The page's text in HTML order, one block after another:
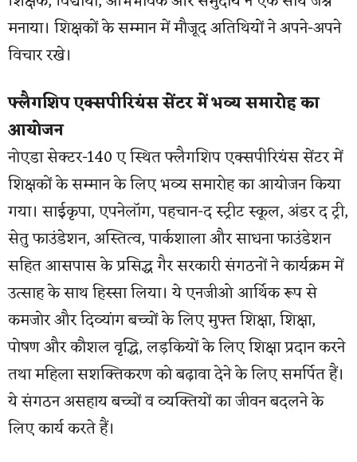
मनाया। शिक्षकों के सम्मान में मौजूद अतिथियों ने अपने-अपने
विचार रखे।
फ्लैगशिप एक्सपीरियंस सेंटर में भव्य समारोह का
आयोजन
नोएडा सेक्टर-140 ए स्थित फ्लैगशिप एक्सपीरियंस सेंटर में
शिक्षकों के सम्मान के लिए भव्य समारोह का आयोजन किया
गया। साईकृपा, एपनेलॉग, पहचान-द स्ट्रीट स्कूल, अंडर द ट्री,
सेतु फाउंडेशन, अस्तित्व, पार्कशाला और साधना फाउंडेशन
सहित आसपास के प्रसिद्ध गैर सरकारी संगठनों ने कार्यक्रम में
उत्साह के साथ हिस्सा लिया। ये एनजीओ आर्थिक रूप से
कमजोर और दिव्यांग बच्चों के लिए मुफ्त शिक्षा, शिक्षा,
पोषण और कौशल वृद्धि, लड़कियों के लिए शिक्षा प्रदान करने
तथा महिला सशक्तिकरण को बढ़ावा देने के लिए समर्पित हैं।
ये संगठन असहाय बच्चों व व्यक्तियों का जीवन बदलने के
लिए कार्य करते हैं।